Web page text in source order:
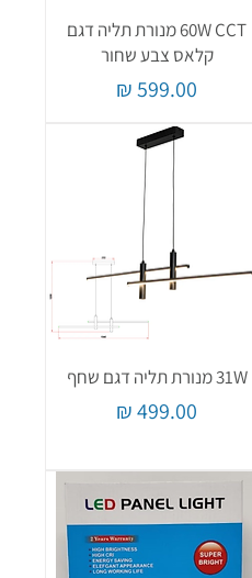
60W CCT מנורת תליה דגם
קלאס צבע שחור
מחיר
31W מנורת תליה דגם שחף
מחיר